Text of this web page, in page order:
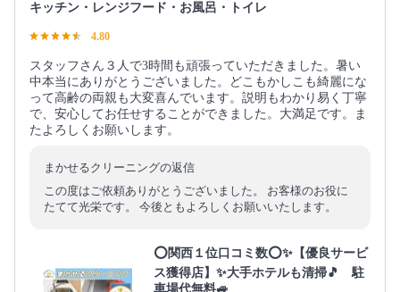
キッチン・レンジフード・お風呂・トイレ
4.80
スタッフさん３人で3時間も頑張っていただきました。暑い
中本当にありがとうございました。どこもかしこも綺麗にな
って高齢の両親も大変喜んでいます。説明もわかり易く丁寧
で、安心してお任せすることができました。大満足です。ま
たよろしくお願いします。
まかせるクリーニングの返信
この度はご依頼ありがとうございました。 お客様のお役に
たてて光栄です。 今後ともよろしくお願いいたします。
⭕関西１位口コミ数⭕✨【優良サービ
ス獲得店】✨大手ホテルも清掃🎵 駐
車場代無料🚙